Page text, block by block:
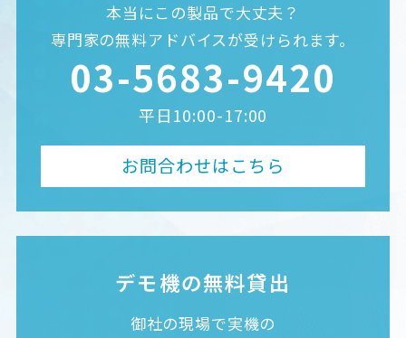
本当にこの製品で大丈夫？
専門家の無料アドバイスが受けられます。
03-5683-9420
平日10:00-17:00
お問合わせはこちら
デモ機の無料貸出
御社の現場で実機の